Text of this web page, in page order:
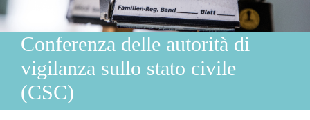
Conferenza delle autorità di
vigilanza sullo stato civile
(CSC)